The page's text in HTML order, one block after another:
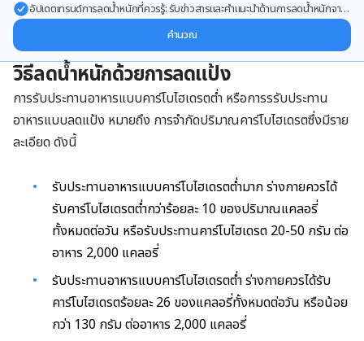
อัปเดตเทรนด์การลดน้ำหนักที่ควรรู้: รับข่าวสารและคำแนะนำด้านการลดน้ำหนักจาก
คำนวณ
วิธีลดน้ำหนักด้วยการลดแป้ง
การรับประทานอาหารแบบคาร์โบไฮเดรตต่ำ หรือการรรับประทาน
อาหารแบบลดแป้ง หมายถึง การจำกัดปริมาณคาร์โบไฮเดรตซึ่งมีราย
ละเอียด ดังนี้
รับประทานอาหารแบบคาร์โบไฮเดรตต่ำมาก ร่างกายควรได้
รับคาร์โบไฮเดรตต่ำกว่าร้อยละ 10 ของปริมาณแคลอรี่
ทั้งหมดต่อวัน หรือรับประทานคาร์โบไฮเดรต 20-50 กรัม ต่อ
อาหาร 2,000 แคลอรี่
รับประทานอาหารแบบคาร์โบไฮเดรตต่ำ ร่างกายควรได้รับ
คาร์โบไฮเดรตร้อยละ 26 ของแคลอรี่ทั้งหมดต่อวัน หรือน้อย
กว่า 130 กรัม ต่ออาหาร 2,000 แคลอรี่